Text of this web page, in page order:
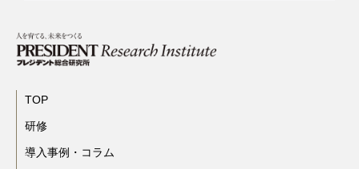
TOP
研修
導入事例・コラム